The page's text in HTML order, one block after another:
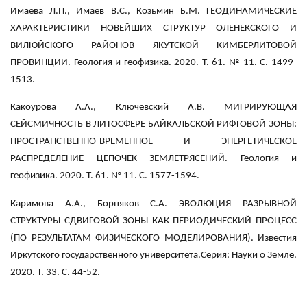
Имаева Л.П., Имаев В.С., Козьмин Б.М. ГЕОДИНАМИЧЕСКИЕ
ХАРАКТЕРИСТИКИ НОВЕЙШИХ СТРУКТУР ОЛЕНЕКСКОГО И
ВИЛЮЙСКОГО РАЙОНОВ ЯКУТСКОЙ КИМБЕРЛИТОВОЙ
ПРОВИНЦИИ. Геология и геофизика. 2020. Т. 61. № 11. С. 1499-
1513.
Какоурова А.А., Ключевский А.В. МИГРИРУЮЩАЯ
СЕЙСМИЧНОСТЬ В ЛИТОСФЕРЕ БАЙКАЛЬСКОЙ РИФТОВОЙ ЗОНЫ:
ПРОСТРАНСТВЕННО-ВРЕМЕННОЕ И ЭНЕРГЕТИЧЕСКОЕ
РАСПРЕДЕЛЕНИЕ ЦЕПОЧЕК ЗЕМЛЕТРЯСЕНИЙ. Геология и
геофизика. 2020. Т. 61. № 11. С. 1577-1594.
Каримова А.А., Борняков С.А. ЭВОЛЮЦИЯ РАЗРЫВНОЙ
СТРУКТУРЫ СДВИГОВОЙ ЗОНЫ КАК ПЕРИОДИЧЕСКИЙ ПРОЦЕСС
(ПО РЕЗУЛЬТАТАМ ФИЗИЧЕСКОГО МОДЕЛИРОВАНИЯ). Известия
Иркутского государственного университета.Серия: Науки о Земле.
2020. Т. 33. С. 44-52.